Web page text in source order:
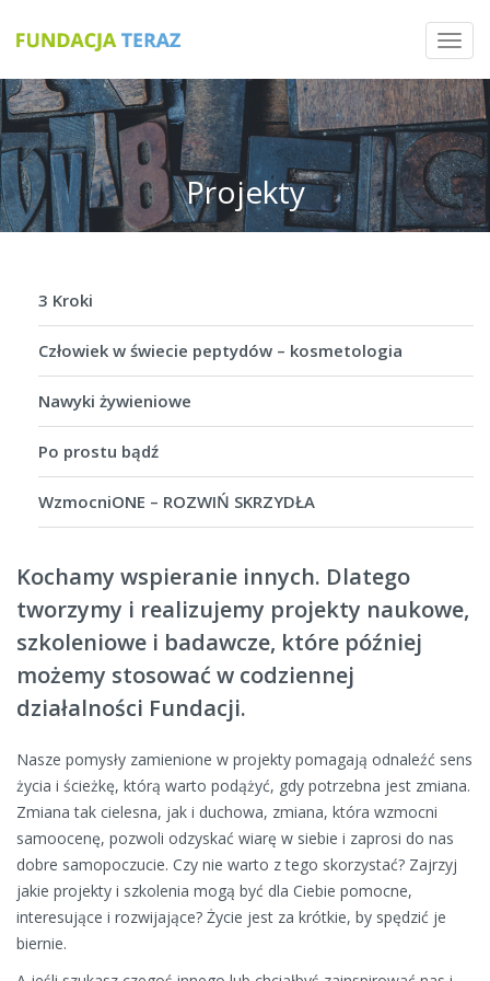
Projekty
3 Kroki
Człowiek w świecie peptydów – kosmetologia
Nawyki żywieniowe
Po prostu bądź
WzmocniONE – ROZWIŃ SKRZYDŁA
Kochamy wspieranie innych. Dlatego
tworzymy i realizujemy projekty naukowe,
szkoleniowe i badawcze, które później
możemy stosować w codziennej
działalności Fundacji.
Nasze pomysły zamienione w projekty pomagają odnaleźć sens
życia i ścieżkę, którą warto podążyć, gdy potrzebna jest zmiana.
Zmiana tak cielesna, jak i duchowa, zmiana, która wzmocni
samoocenę, pozwoli odzyskać wiarę w siebie i zaprosi do nas
dobre samopoczucie. Czy nie warto z tego skorzystać? Zajrzyj
jakie projekty i szkolenia mogą być dla Ciebie pomocne,
interesujące i rozwijające? Życie jest za krótkie, by spędzić je
biernie.